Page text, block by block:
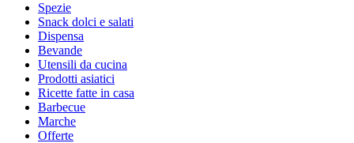
Spezie
Snack dolci e salati
Dispensa
Bevande
Utensili da cucina
Prodotti asiatici
Ricette fatte in casa
Barbecue
Marche
Offerte